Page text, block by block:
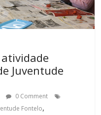
Juventude
0 Comment
Fontelo,